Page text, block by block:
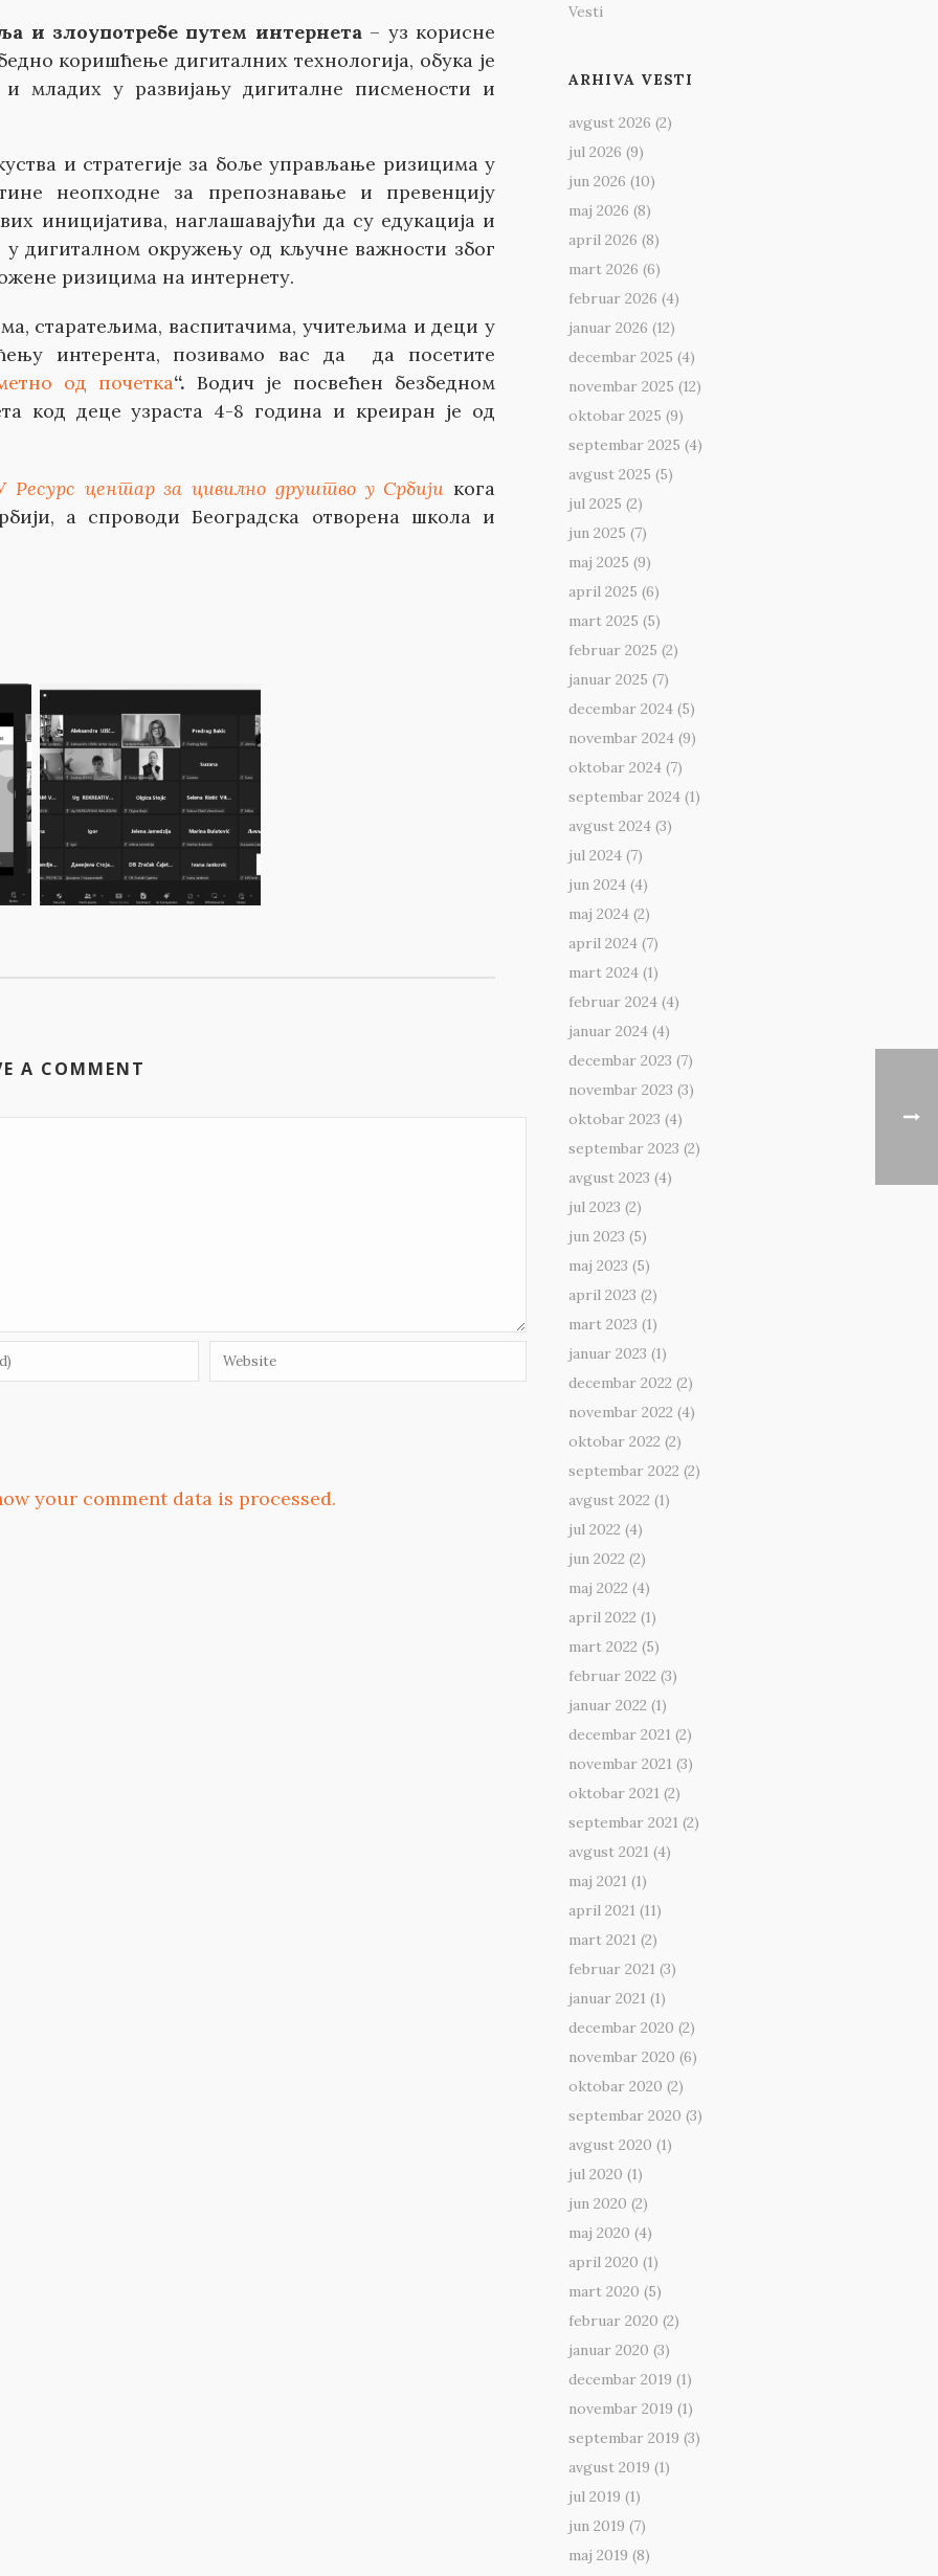
и злоупотребе путем интернета– уз корисне
коришћење дигиталних технологија, обука је
младих у развијању дигиталне писмености и
и стратегије за боље управљање ризицима у
неопходне за препознавање и превенцију
иницијатива, наглашавајући да су едукација и
дигиталном окружењу од кључне важности због
ризицима на интернету.
старатељима, васпитачима, учитељима и деци у
интерента, позивамо вас да да посетите
од почетка“. Водич је посвећен безбедном
код деце узраста 4-8 година и креиран је од
Ресурс центар за цивилно друштво у Србији кога
а спроводи Београдска отворена школа и
A COMMENT
your comment data is processed.
Vesti
ARHIVA VESTI
avgust 2026 (2)
jul 2026 (9)
jun 2026 (10)
maj 2026 (8)
april 2026 (8)
mart 2026 (6)
februar 2026 (4)
januar 2026 (12)
decembar 2025 (4)
novembar 2025 (12)
oktobar 2025 (9)
septembar 2025 (4)
avgust 2025 (5)
jul 2025 (2)
jun 2025 (7)
maj 2025 (9)
april 2025 (6)
mart 2025 (5)
februar 2025 (2)
januar 2025 (7)
decembar 2024 (5)
novembar 2024 (9)
oktobar 2024 (7)
septembar 2024 (1)
avgust 2024 (3)
jul 2024 (7)
jun 2024 (4)
maj 2024 (2)
april 2024 (7)
mart 2024 (1)
februar 2024 (4)
januar 2024 (4)
decembar 2023 (7)
novembar 2023 (3)
oktobar 2023 (4)
septembar 2023 (2)
avgust 2023 (4)
jul 2023 (2)
jun 2023 (5)
maj 2023 (5)
april 2023 (2)
mart 2023 (1)
januar 2023 (1)
decembar 2022 (2)
novembar 2022 (4)
oktobar 2022 (2)
septembar 2022 (2)
avgust 2022 (1)
jul 2022 (4)
jun 2022 (2)
maj 2022 (4)
april 2022 (1)
mart 2022 (5)
februar 2022 (3)
januar 2022 (1)
decembar 2021 (2)
novembar 2021 (3)
oktobar 2021 (2)
septembar 2021 (2)
avgust 2021 (4)
maj 2021 (1)
april 2021 (11)
mart 2021 (2)
februar 2021 (3)
januar 2021 (1)
decembar 2020 (2)
novembar 2020 (6)
oktobar 2020 (2)
septembar 2020 (3)
avgust 2020 (1)
jul 2020 (1)
jun 2020 (2)
maj 2020 (4)
april 2020 (1)
mart 2020 (5)
februar 2020 (2)
januar 2020 (3)
decembar 2019 (1)
novembar 2019 (1)
septembar 2019 (3)
avgust 2019 (1)
jul 2019 (1)
jun 2019 (7)
maj 2019 (8)